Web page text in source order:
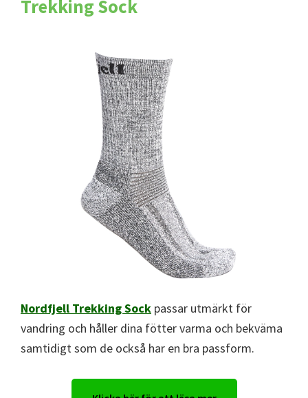
Trekking Sock
Nordfjell Trekking Sock passar utmärkt för
vandring och håller dina fötter varma och bekväma
samtidigt som de också har en bra passform.